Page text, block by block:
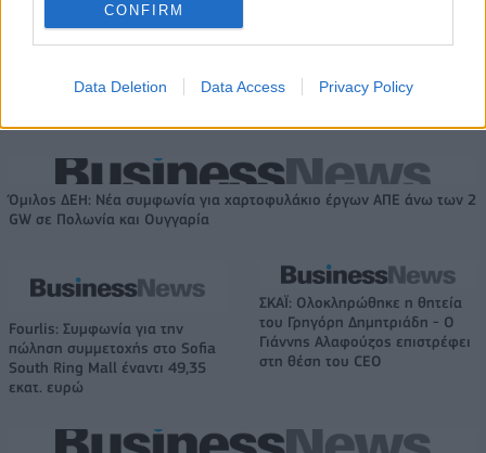
CONFIRM
Data Deletion Data Access Privacy Policy
Εθνική Κορασίδων: Κόντρα στη
Νορβηγία για την πρόκριση
στον τελικό (live stream)
«ακτινογραφία» της
κερδοφορίας των τραπεζών το
Όμιλος ΔΕΗ: Νέα συμφωνία για χαρτοφυλάκιο έργων ΑΠΕ άνω των 2
GW σε Πολωνία και Ουγγαρία
Fourlis: Συμφωνία για την
πώληση συμμετοχής στο Sofia
South Ring Mall έναντι 49,35
εκατ. ευρώ
ΣΚΑΪ: Ολοκληρώθηκε η θητεία
του Γρηγόρη Δημητριάδη - Ο
Γιάννης Αλαφούζος επιστρέφει
στη θέση του CEO